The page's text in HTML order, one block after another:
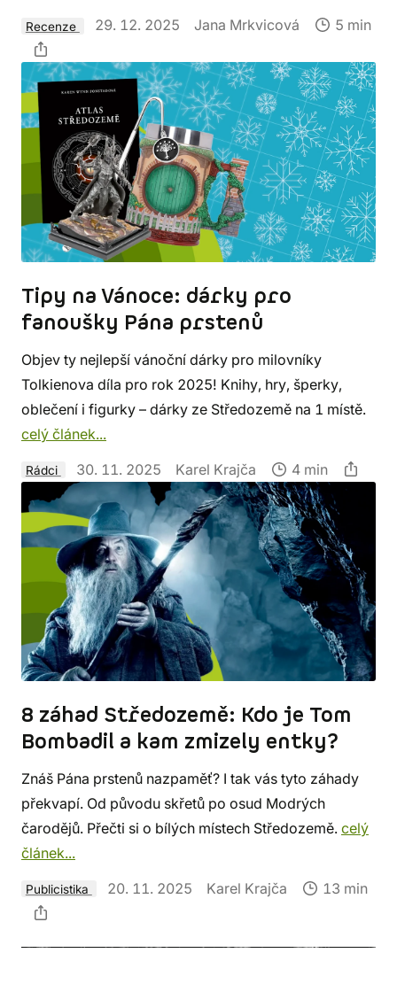
Recenze 29. 12. 2025 Jana Mrkvicová 5 min
Tipy na Vánoce: dárky pro
fanoušky Pána prstenů
Objev ty nejlepší vánoční dárky pro milovníky
Tolkienova díla pro rok 2025! Knihy, hry, šperky,
oblečení i figurky – dárky ze Středozemě na 1 místě.
celý článek...
Rádci 30. 11. 2025 Karel Krajča 4 min
8 záhad Středozemě: Kdo je Tom
Bombadil a kam zmizely entky?
Znáš Pána prstenů nazpaměť? I tak vás tyto záhady
překvapí. Od původu skřetů po osud Modrých
čarodějů. Přečti si o bílých místech Středozemě. celý
článek...
Publicistika 20. 11. 2025 Karel Krajča 13 min